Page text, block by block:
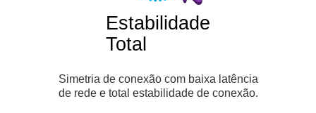
Estabilidade
Total
Simetria de conexão com baixa latência
de rede e total estabilidade de conexão.